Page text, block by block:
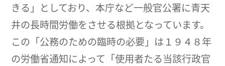
きる」としており、本庁など一般官公署に青天
井の長時間労働をさせる根拠となっています。
この「公務のための臨時の必要」は１９４８年
の労働省通知によって「使用者たる当該行政官